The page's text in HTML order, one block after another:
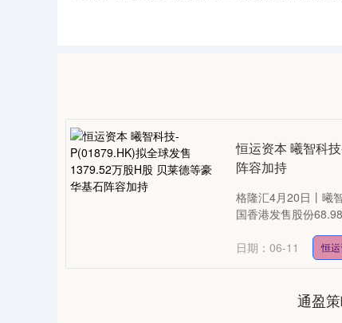
恒运资本 曦智科
阵容加持
格隆汇4月20日丨曦
国香港发售股份
日期：06-11 恒
通盈